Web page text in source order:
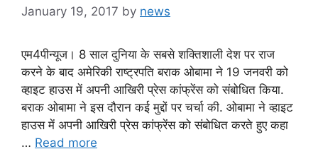
January 19, 2017 by news
एम4पीन्यूज। 8 साल दुनिया के सबसे शक्तिशाली देश पर राज
करने के बाद अमेरिकी राष्ट्रपति बराक ओबामा ने 19 जनवरी को
व्हाइट हाउस में अपनी आखिरी प्रेस कांफ्रेंस को संबोधित किया.
बराक ओबामा ने इस दौरान कई मुद्दों पर चर्चा की. ओबामा ने व्हाइट
हाउस में अपनी आखिरी प्रेस कांफ्रेंस को संबोधित करते हुए कहा
… Read more